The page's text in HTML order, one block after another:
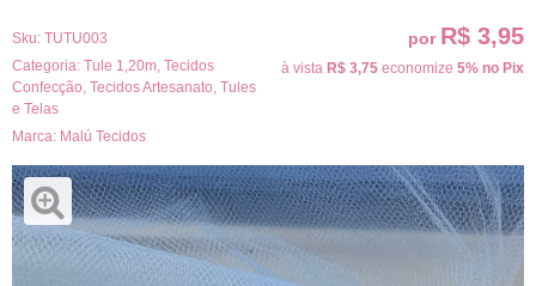
Sku: TUTU003
Categoria: Tule 1,20m Tecidos
Confecção Tecidos Artesanato Tules
e Telas
Marca: Malú Tecidos
por R$ 3,95
à vista R$ 3,75 economize 5% no Pix